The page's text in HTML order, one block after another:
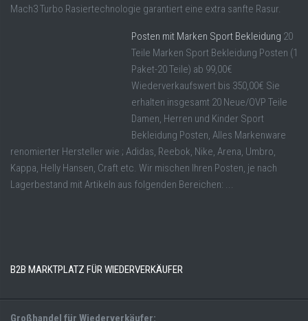
Mach3 Turbo Rasiertechnologie garantiert eine extra sanfte Rasur.
Posten mit Marken Sport Bekleidung 20
Teile Marken Sport Bekleidung Posten (1
Paket-20 Teile) ab 99,00€
Wiederverkaufswert bis 350,00€ Sie
erhalten insgesamt 20 Neue/OVP Teile
Damen, Herren und Kinder Sport
Bekleidung Posten, Alles Markenware
renomierter Hersteller wie ; Adidas, Reebok, Nike, Arena, Umbro,
Kappa, Helly Hansen, Craft etc. Wir mischen Ihren Posten, je nach
Lagerbestand mit Artikeln aus folgenden Bereichen: ...
B2B MARKTPLATZ FÜR WIEDERVERKÄUFER
Großhandel für Wiederverkäufer: